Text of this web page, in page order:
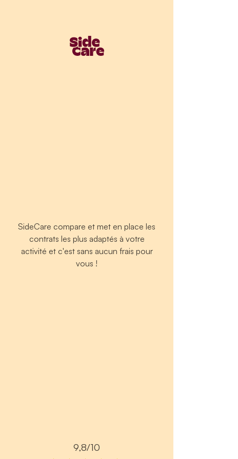
SideCare compare et met en place les
contrats les plus adaptés à votre
activité et c'est sans aucun frais pour
vous !
9,8/10